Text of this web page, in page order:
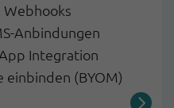
Webhooks
Anbindungen
Integration
einbinden (BYOM)